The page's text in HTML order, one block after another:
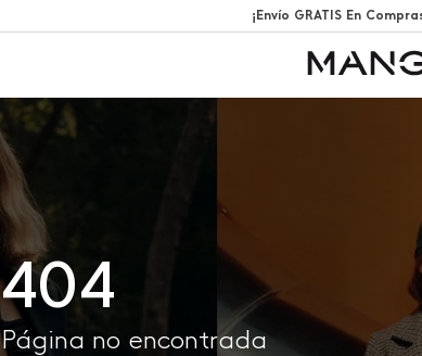
¡Envío GRATIS En
404
Página no encontrada